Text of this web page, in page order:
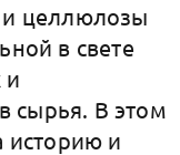
и целлюлозы
в свете
и
сырья. В этом
историю и